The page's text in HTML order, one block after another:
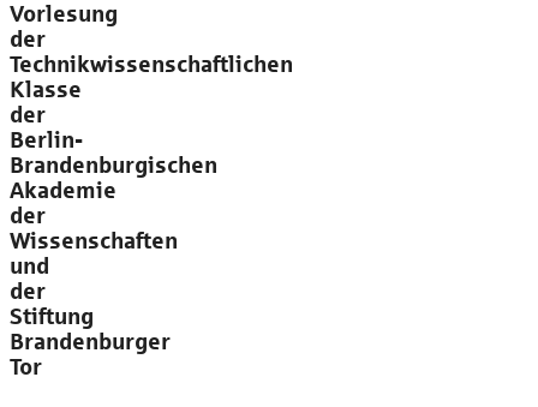
Vorlesung
der
Technikwissenschaftlichen
Klasse
der
Berlin-
Brandenburgischen
Akademie
der
Wissenschaften
und
der
Stiftung
Brandenburger
Tor